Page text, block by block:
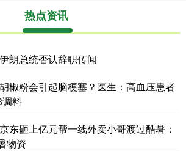
热点资讯
朗总统否认辞职传闻
椒粉会引起脑梗塞？医生：高血压患者
料
东砸上亿元帮一线外卖小哥渡过酷暑：
物资